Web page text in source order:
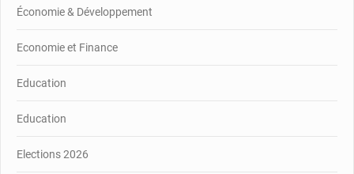
Économie & Développement
Economie et Finance
Education
Education
Elections 2026